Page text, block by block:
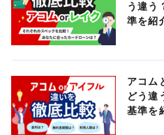
う違う
準を紹
アコム
どう違
基準を